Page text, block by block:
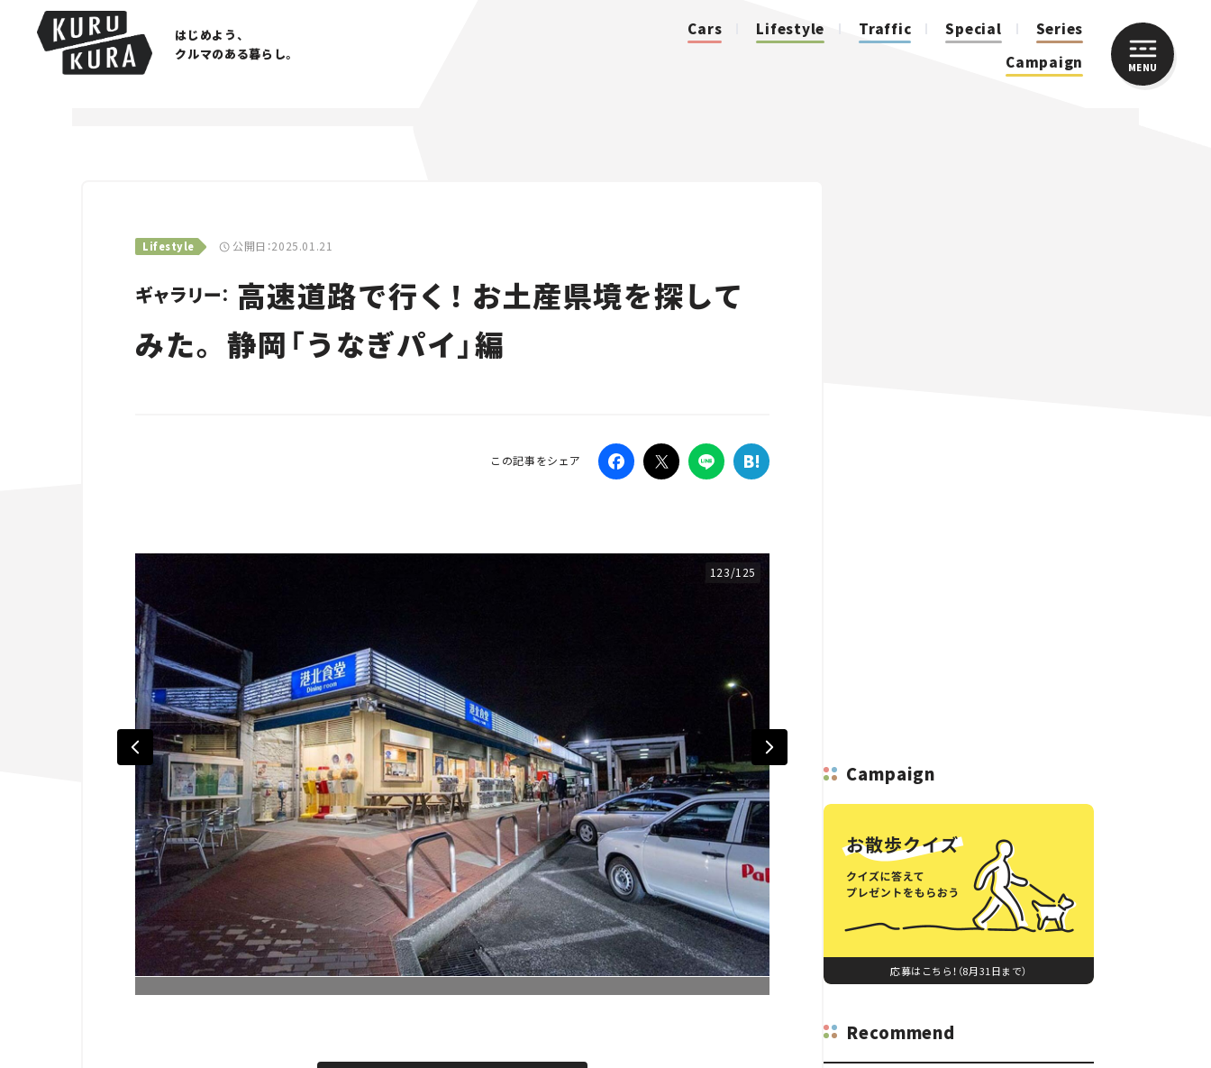
はじめよう、
クルマのある暮らし。
Cars Lifestyle Traffic Special
Series
Campaign
MENU
Lifestyle 公開日：2025.01.21
ギャラリー： 高速道路で行く！ お土産県境を探して
みた。 静岡「うなぎパイ」編
この記事をシェア
123/125
Campaign
応募はこちら！（8月31日まで）
Recommend
CLOSE
Traffic
Campaign